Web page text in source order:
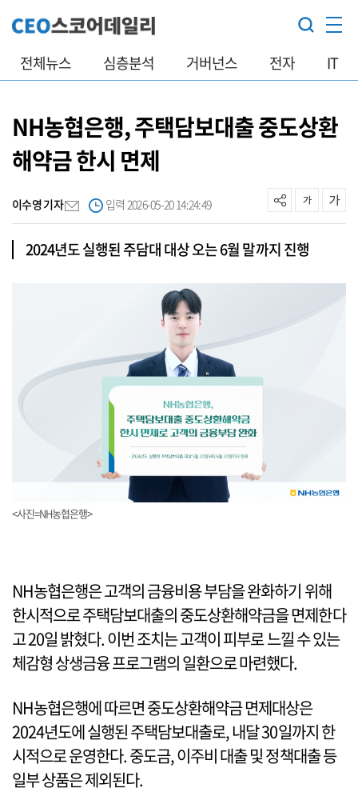
전체뉴스 심층분석 거버넌스 전자 IT
NH농협은행, 주택담보대출 중도상환
해약금 한시 면제
이수영 기자 입력 2026-05-20 14:24:49
2024년도 실행된 주담대 대상 오는 6월 말까지 진행
<사진=NH농협은행>
NH농협은행은 고객의 금융비용 부담을 완화하기 위해
한시적으로 주택담보대출의 중도상환해약금을 면제한다
고 20일 밝혔다. 이번 조치는 고객이 피부로 느낄 수 있는
체감형 상생금융 프로그램의 일환으로 마련했다.
NH농협은행에 따르면 중도상환해약금 면제대상은
2024년도에 실행된 주택담보대출로, 내달 30일까지 한
시적으로 운영한다. 중도금, 이주비 대출 및 정책대출 등
일부 상품은 제외된다.